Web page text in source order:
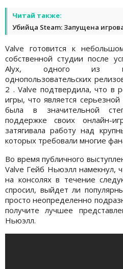
Читай также:
Убийца Steam: Запущена
Valve готовится к
собственной студии после
Alyx, одного из
однопользовательских
2 . Valve подтвердила, что в
игры, что является серьезной
была в значительной
поддержке своих онлайн-
затягивала работу над
которых требовали многие
Во время публичного
Valve Гейб Ньюэлл намекнул,
на консолях в течение
спросил, выйдет ли
просто неопределенно
получите лучшее
Ньюэлл.